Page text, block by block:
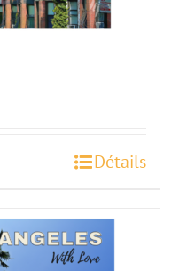
Détails